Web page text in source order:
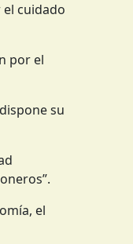
cuidado
por el
su
el